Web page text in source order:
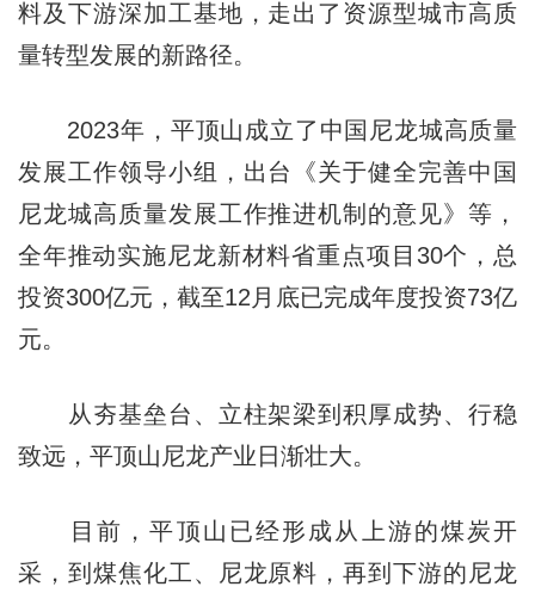
料及下游深加工基地，走出了资源型城市高质
量转型发展的新路径。
2023年，平顶山成立了中国尼龙城高质量
发展工作领导小组，出台《关于健全完善中国
尼龙城高质量发展工作推进机制的意见》等，
全年推动实施尼龙新材料省重点项目30个，总
投资300亿元，截至12月底已完成年度投资73亿
元。
从夯基垒台、立柱架梁到积厚成势、行稳
致远，平顶山尼龙产业日渐壮大。
目前，平顶山已经形成从上游的煤炭开
采，到煤焦化工、尼龙原料，再到下游的尼龙